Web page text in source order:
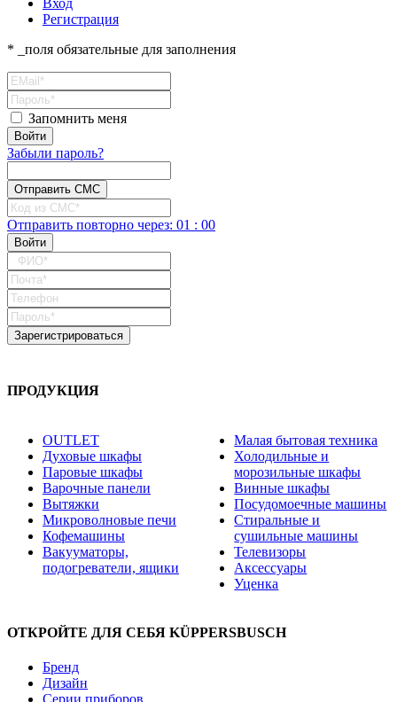
Вход
Регистрация
* _поля обязательные для заполнения
Запомнить меня
Забыли пароль?
Отправить повторно через: 01 : 00
ПРОДУКЦИЯ
OUTLET
Духовые шкафы
Паровые шкафы
Варочные панели
Вытяжки
Микроволновые печи
Кофемашины
Вакууматоры,
подогреватели, ящики
Малая бытовая техника
Холодильные и
морозильные шкафы
Винные шкафы
Посудомоечные машины
Стиральные и
сушильные машины
Телевизоры
Аксессуары
Уценка
ОТКРОЙТЕ ДЛЯ СЕБЯ KÜPPERSBUSCH
Бренд
Дизайн